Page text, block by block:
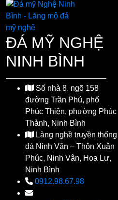
ĐÁ MỸ NGHỆ
NINH BÌNH
Số nhà 8, ngõ 158
đường Trần Phú, phố
Phúc Thiện, phường Phúc
Thành, Ninh Bình
Làng nghề truyền thống
đá Ninh Vân – Thôn Xuân
Phúc, Ninh Vân, Hoa Lư,
Ninh Bình
0912.98.67.98